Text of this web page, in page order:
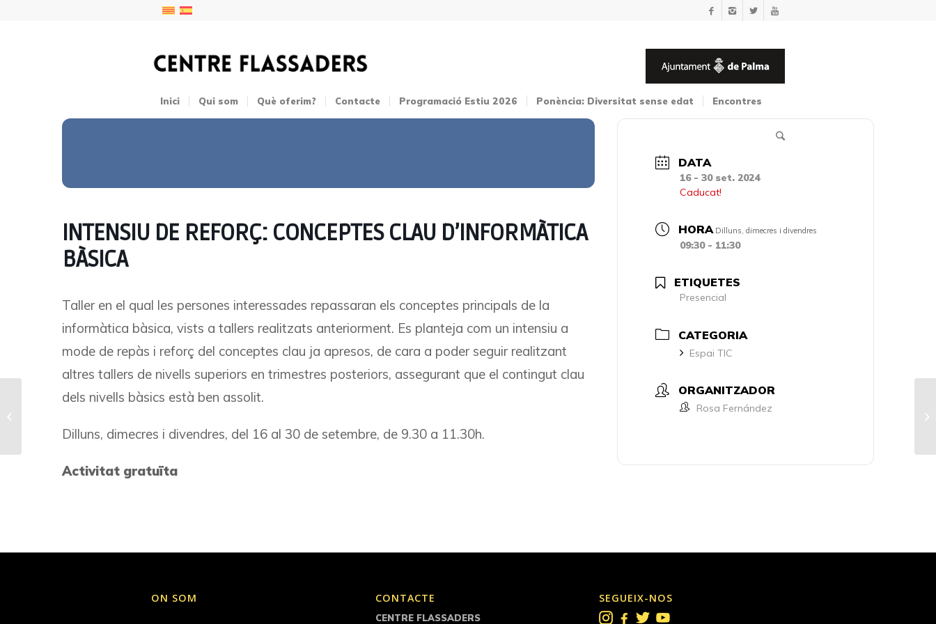
Inici Qui som Què oferim? Contacte Programació Estiu 2026 Ponència: Diversitat sense edat Encontres
INTENSIU DE REFORÇ: CONCEPTES CLAU D’INFORMÀTICA
BÀSICA
Taller en el qual les persones interessades repassaran els conceptes principals de la
informàtica bàsica, vists a tallers realitzats anteriorment. Es planteja com un intensiu a
mode de repàs i reforç del conceptes clau ja apresos, de cara a poder seguir realitzant
altres tallers de nivells superiors en trimestres posteriors, assegurant que el contingut clau
dels nivells bàsics està ben assolit.
Dilluns, dimecres i divendres, del 16 al 30 de setembre, de 9.30 a 11.30h.
Activitat gratuïta
DATA
16 - 30 set. 2024
Caducat!
HORA Dilluns, dimecres i divendres
09:30 - 11:30
ETIQUETES
Presencial
CATEGORIA
Espai TIC
ORGANITZADOR
Rosa Fernández
ON SOM CONTACTE
CENTRE FLASSADERS
SEGUEIX-NOS
EL MEU ESTIU EN
fotografia